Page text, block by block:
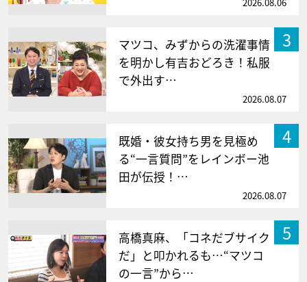
3
マツコ、みずからの洗濯事情
を明かし有吉おどろき！私服
で外出す…
2026.08.07
4
既婚・彼女持ち男を見極め
る“一言質問”をレインボー池
田が伝授！…
2026.08.07
5
高橋真麻、「コネだブサイク
だ」と叩かれるも…“マツコ
の一言”から…